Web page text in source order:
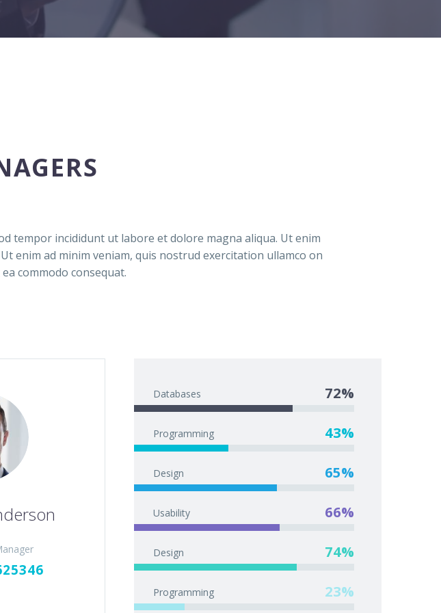
tempor incididunt ut labore et dolore magna aliqua. Ut enim
enim ad minim veniam, quis nostrud exercitation ullamco on
commodo consequat.
Databases 72%
Programming 43%
Design 65%
Usability 66%
Design 74%
Programming 23%